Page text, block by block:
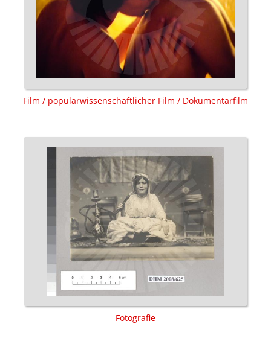
Film / populärwissenschaftlicher Film / Dokumentarfilm
Fotografie